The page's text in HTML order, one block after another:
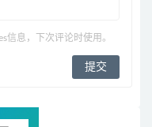
信息，下次评论时使用。